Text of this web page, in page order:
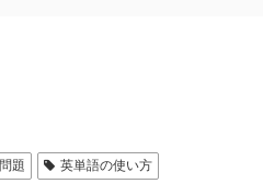
題 英単語の使い方